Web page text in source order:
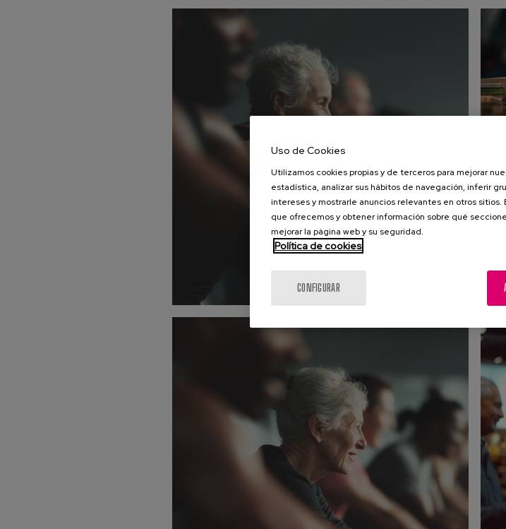
Uso de Cookies
Utilizamos cookies propias y de terceros para mejorar
estadística, analizar sus hábitos de navegación, inferir
intereses y mostrarle anuncios relevantes en otros
que ofrecemos y obtener información sobre qué
mejorar la página web y su seguridad.
Política de cookies
CONFIGURAR